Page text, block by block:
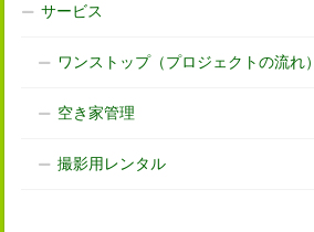
サービス
ワンストップ（プロジェクトの流れ）
空き家管理
撮影用レンタル